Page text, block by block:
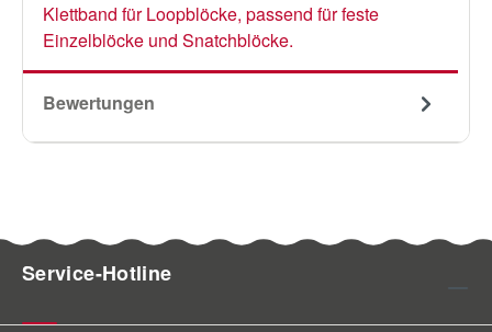
Klettband für Loopblöcke, passend für feste
Einzelblöcke und Snatchblöcke.
Bewertungen
Service-Hotline